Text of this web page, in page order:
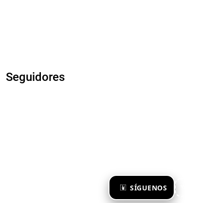
SÍGUENOS
Seguidores